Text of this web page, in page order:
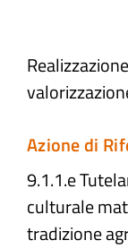
Progetti
Azione di
9.1.1.e
culturale
tradizione